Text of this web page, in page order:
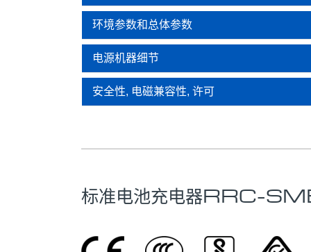
环境参数和总体参数
电源机器细节
安全性, 电磁兼容性, 许可
标准电池充电器RRC-